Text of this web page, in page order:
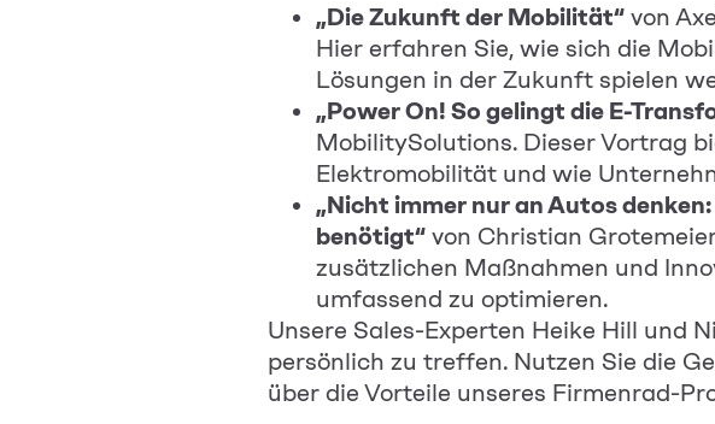
„Die Zukunft der Mobilität“ von
Hier erfahren Sie, wie sich die
Lösungen in der Zukunft spielen
„Power On! So gelingt die E-
MobilitySolutions. Dieser Vortrag
Elektromobilität und wie
„Nicht immer nur an Autos
benötigt“ von Christian
zusätzlichen Maßnahmen und
umfassend zu optimieren.
Unsere Sales-Experten Heike Hill und
persönlich zu treffen. Nutzen Sie die
über die Vorteile unseres Firmenrad-